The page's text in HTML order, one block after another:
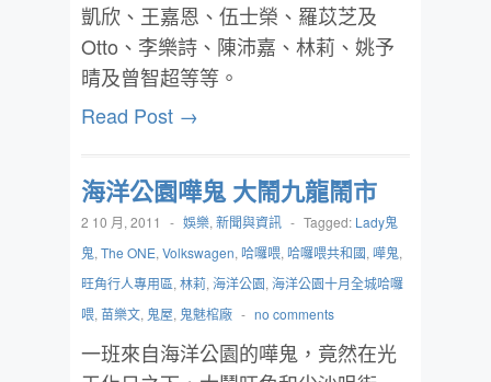
凱欣、王嘉恩、伍士榮、羅苡芝及
Otto、李樂詩、陳沛嘉、林莉、姚予
晴及曾智超等等。
Read Post →
海洋公園嘩鬼 大鬧九龍鬧市
2 10 月, 2011 - 娛樂, 新聞與資訊 - Tagged: Lady鬼
鬼, The ONE, Volkswagen, 哈囉喂, 哈囉喂共和國, 嘩鬼,
旺角行人專用區, 林莉, 海洋公園, 海洋公園十月全城哈囉
喂, 苗樂文, 鬼屋, 鬼魅棺廠 - no comments
一班來自海洋公園的嘩鬼，竟然在光